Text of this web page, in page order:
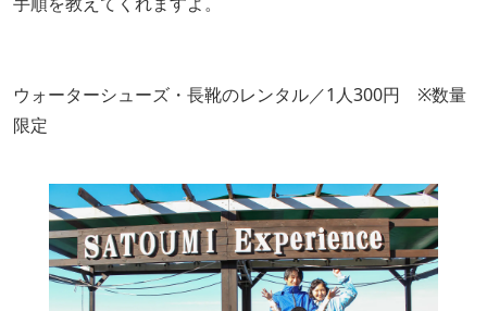
ウォーターシューズ・長靴のレンタル／1人300円 ※数量
限定